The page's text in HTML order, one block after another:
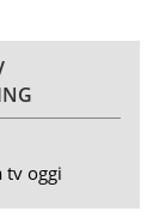
tv oggi